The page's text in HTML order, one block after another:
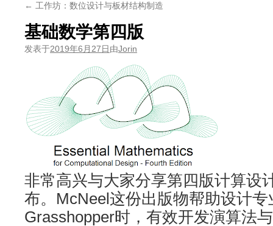
← 工作坊：数位设计与板材结构制造
基础数学第四版
发表于2019年6月27日由Jorin
非常高兴与大家分享第四版计算设
布。McNeel这份出版物帮助设计
Grasshopper时，有效开发演算法